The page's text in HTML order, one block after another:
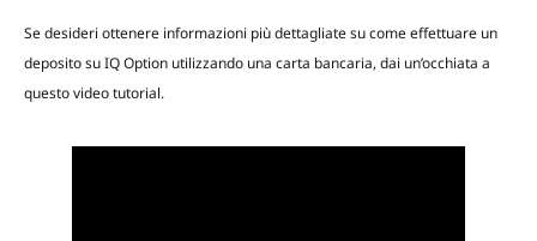
Se desideri ottenere informazioni più dettagliate su come effettuare un
deposito su IQ Option utilizzando una carta bancaria, dai un’occhiata a
questo video tutorial.